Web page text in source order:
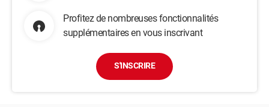
Profitez de nombreuses fonctionnalités
supplémentaires en vous inscrivant
S'INSCRIRE